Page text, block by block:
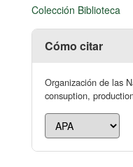
Colección Biblioteca
Cómo citar
Organización de las
consuption,